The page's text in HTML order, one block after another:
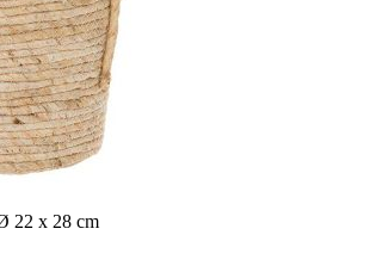
22 x 28 cm